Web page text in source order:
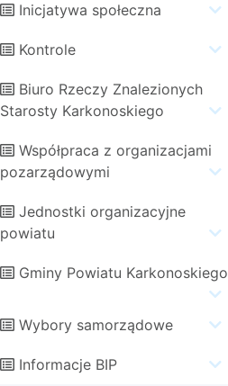
Inicjatywa społeczna
Kontrole
Biuro Rzeczy Znalezionych
Starosty Karkonoskiego
Współpraca z organizacjami
pozarządowymi
Jednostki organizacyjne
powiatu
Gminy Powiatu Karkonoskiego
Wybory samorządowe
Informacje BIP